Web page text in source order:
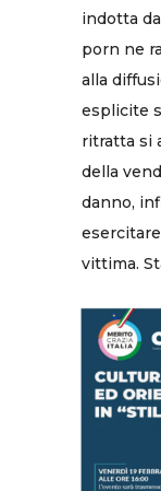
indotta
porn ne
alla
esplicite
ritratta si
della
danno,
vittima.